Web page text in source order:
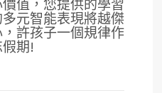
值，您提供的學習
元智能表現將越傑
許孩子一個規律作
期!